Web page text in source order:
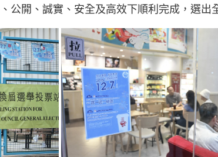
公開、誠實、安全及高效下順利完成，選出